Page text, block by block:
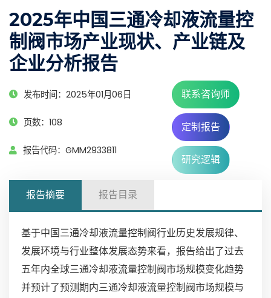
2025年中国三通冷却液流量控
制阀市场产业现状、产业链及
企业分析报告
发布时间：2025年01月06日
页数：108
报告代码：GMM2933811
联系咨询师
定制报告
研究逻辑
报告摘要 报告目录
基于中国三通冷却液流量控制阀行业历史发展规律、
发展环境与行业整体发展态势来看，报告给出了过去
五年内全球三通冷却液流量控制阀市场规模变化趋势
并预计了预测期内三通冷却液流量控制阀市场规模与